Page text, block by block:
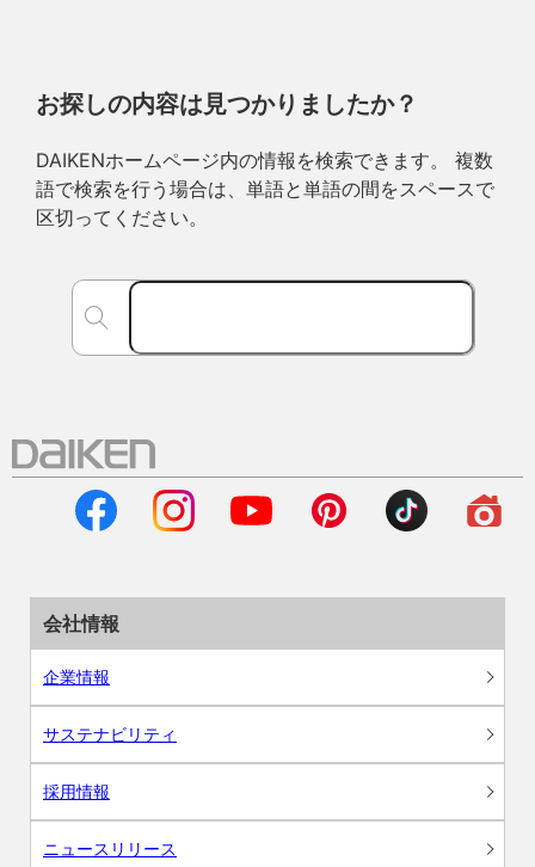
お探しの内容は見つかりましたか？
DAIKENホームページ内の情報を検索できます。 複数
語で検索を行う場合は、単語と単語の間をスペースで
区切ってください。
会社情報
企業情報
サステナビリティ
採用情報
ニュースリリース